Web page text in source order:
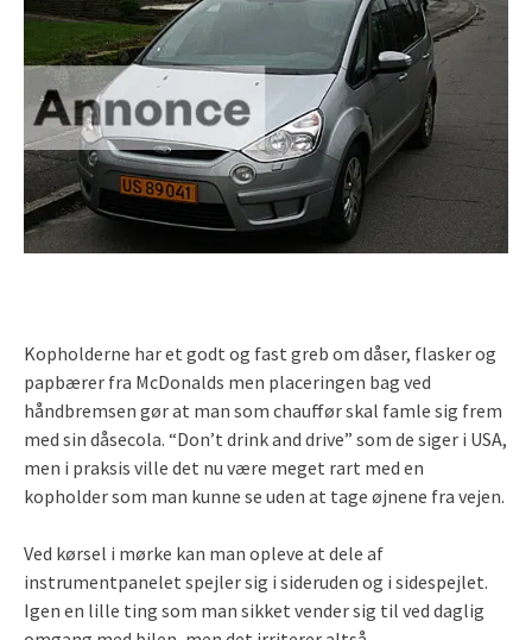
Kopholderne har et godt og fast greb om dåser, flasker og
papbærer fra McDonalds men placeringen bag ved
håndbremsen gør at man som chauffør skal famle sig frem
med sin dåsecola. “Don’t drink and drive” som de siger i USA,
men i praksis ville det nu være meget rart med en
kopholder som man kunne se uden at tage øjnene fra vejen.
Ved kørsel i mørke kan man opleve at dele af
instrumentpanelet spejler sig i sideruden og i sidespejlet.
Igen en lille ting som man sikket vender sig til ved daglig